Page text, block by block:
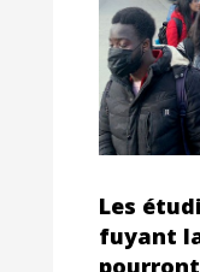
Les
fuyant